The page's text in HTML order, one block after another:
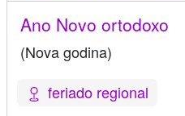
Ano Novo ortodoxo
(Nova godina)
feriado regional